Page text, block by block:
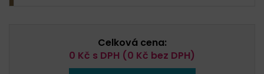
Celková cena:
0 Kč s DPH (0 Kč bez DPH)